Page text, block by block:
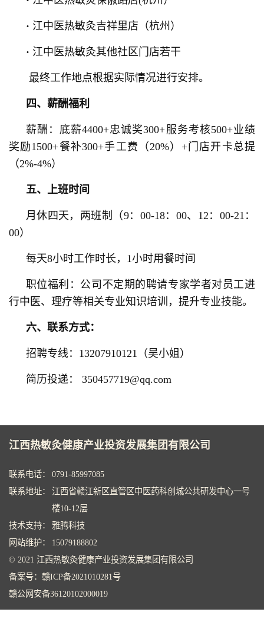
· 江中医热敏灸吉祥里店（杭州）
· 江中医热敏灸其他社区门店若干
最终工作地点根据实际情况进行安排。
四、薪酬福利
薪酬：底薪4400+忠诚奖300+服务考核500+业绩
奖励1500+餐补300+手工费（20%）+门店开卡总提
（2%-4%）
五、上班时间
月休四天，两班制（9：00-18：00、12：00-21：
00）
每天8小时工作时长，1小时用餐时间
职位福利：公司不定期的聘请专家学者对员工进
行中医、理疗等相关专业知识培训，提升专业技能。
六、联系方式：
招聘专线：13207910121（吴小姐）
简历投递： 350457719@qq.com
江西热敏灸健康产业投资发展集团有限公司
联系电话：
0791-85997085
联系地址：
江西省赣江新区直管区中医药科创城公共研发中心一号
楼10-12层
技术支持：
雅腾科技
网站维护：
15079188802
© 2021 江西热敏灸健康产业投资发展集团有限公司
备案号： 赣ICP备2021010281号
赣公网安备36120102000019